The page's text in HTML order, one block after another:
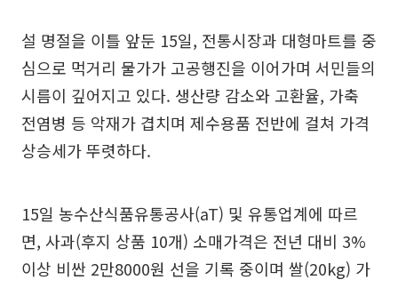
설 명절을 이틀 앞둔 15일, 전통시장과 대형마트를 중
심으로 먹거리 물가가 고공행진을 이어가며 서민들의
시름이 깊어지고 있다. 생산량 감소와 고환율, 가축
전염병 등 악재가 겹치며 제수용품 전반에 걸쳐 가격
상승세가 뚜렷하다.
15일 농수산식품유통공사(aT) 및 유통업계에 따르
면, 사과(후지 상품 10개) 소매가격은 전년 대비 3%
이상 비싼 2만8000원 선을 기록 중이며 쌀(20kg) 가